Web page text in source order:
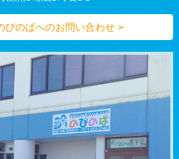
びのばへのお問い合わせ >